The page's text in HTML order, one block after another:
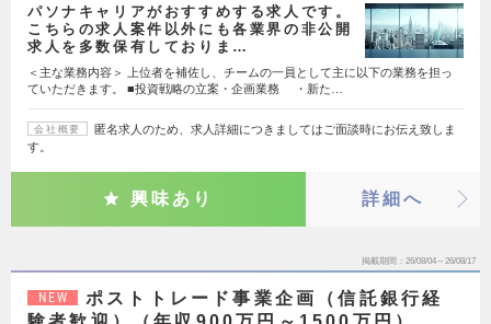
パソナキャリアがおすすめする求人です。
こちらの求人案件以外にも各業界の非公開
求人を多数保有しておりま…
＜主な業務内容＞ 上位者を補佐し、チームの一員として主に以下の業務を担っ
ていただきます。 ■投資戦略の立案・企画業務 ・新た…
会社概要
匿名求人のため、求人詳細につきましてはご面談時にお伝え致しま
す。
興味あり 詳細へ
掲載期間 26/08/04～26/08/17
NEW
ポストトレード事業企画（信託銀行経